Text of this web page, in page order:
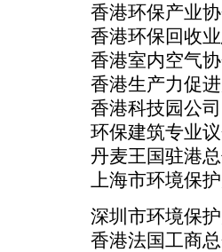
香港环保产业
香港环保回收
香港室内空气
香港生产力促
香港科技园公司
环保建筑专业
丹麦王国驻港
上海市环境保
深圳市环境保
香港法国工商